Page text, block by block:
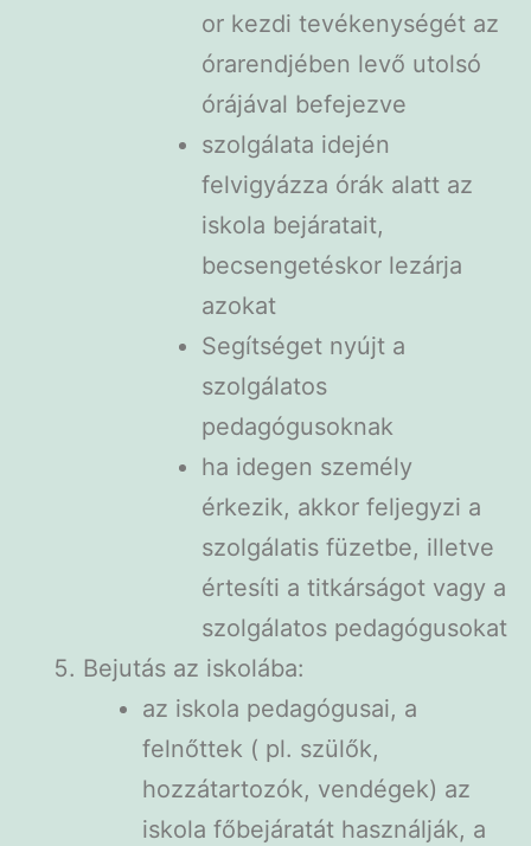
or kezdi tevékenységét az
órarendjében levő utolsó
órájával befejezve
szolgálata idején
felvigyázza órák alatt az
iskola bejáratait,
becsengetéskor lezárja
azokat
Segítséget nyújt a
szolgálatos
pedagógusoknak
ha idegen személy
érkezik, akkor feljegyzi a
szolgálatis füzetbe, illetve
értesíti a titkárságot vagy a
szolgálatos pedagógusokat
Bejutás az iskolába:
az iskola pedagógusai, a
felnőttek ( pl. szülők,
hozzátartozók, vendégek) az
iskola főbejáratát használják, a